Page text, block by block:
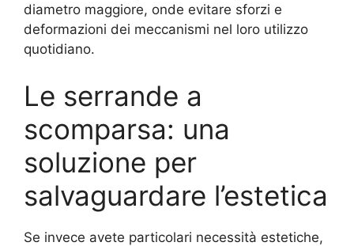
diametro maggiore, onde evitare sforzi e
deformazioni dei meccanismi nel loro utilizzo
quotidiano.
Le serrande a
scomparsa: una
soluzione per
salvaguardare l’estetica
Se invece avete particolari necessità estetiche,